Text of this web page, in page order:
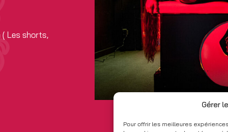
Gérer
Pour offrir les meilleures
( Les shorts,